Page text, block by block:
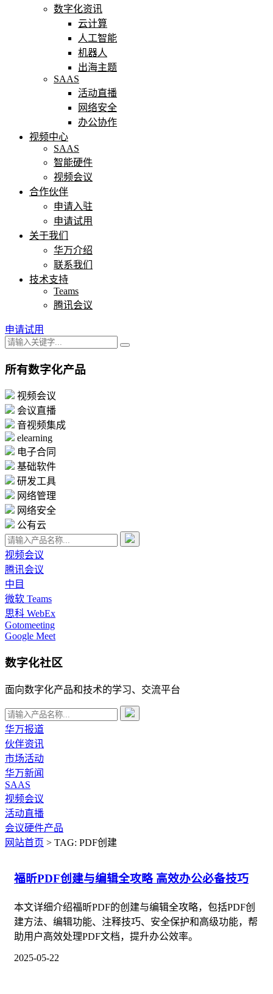
数字化资讯
云计算
人工智能
机器人
出海主题
SAAS
活动直播
网络安全
办公协作
视频中心
SAAS
智能硬件
视频会议
合作伙伴
申请入驻
申请试用
关于我们
华万介绍
联系我们
技术支持
Teams
腾讯会议
申请试用
所有数字化产品
视频会议
会议直播
音视频集成
elearning
电子合同
基础软件
研发工具
网络管理
网络安全
公有云
视频会议
腾讯会议
中目
微软 Teams
思科 WebEx
Gotomeeting
Google Meet
数字化社区
面向数字化产品和技术的学习、交流平台
华万报道
伙伴资讯
市场活动
华万新闻
SAAS
视频会议
活动直播
会议硬件产品
网站首页 > TAG: PDF创建
福昕PDF创建与编辑全攻略 高效办公必备技巧
本文详细介绍福昕PDF的创建与编辑全攻略，包括PDF创
建方法、编辑功能、注释技巧、安全保护和高级功能，帮
助用户高效处理PDF文档，提升办公效率。
2025-05-22